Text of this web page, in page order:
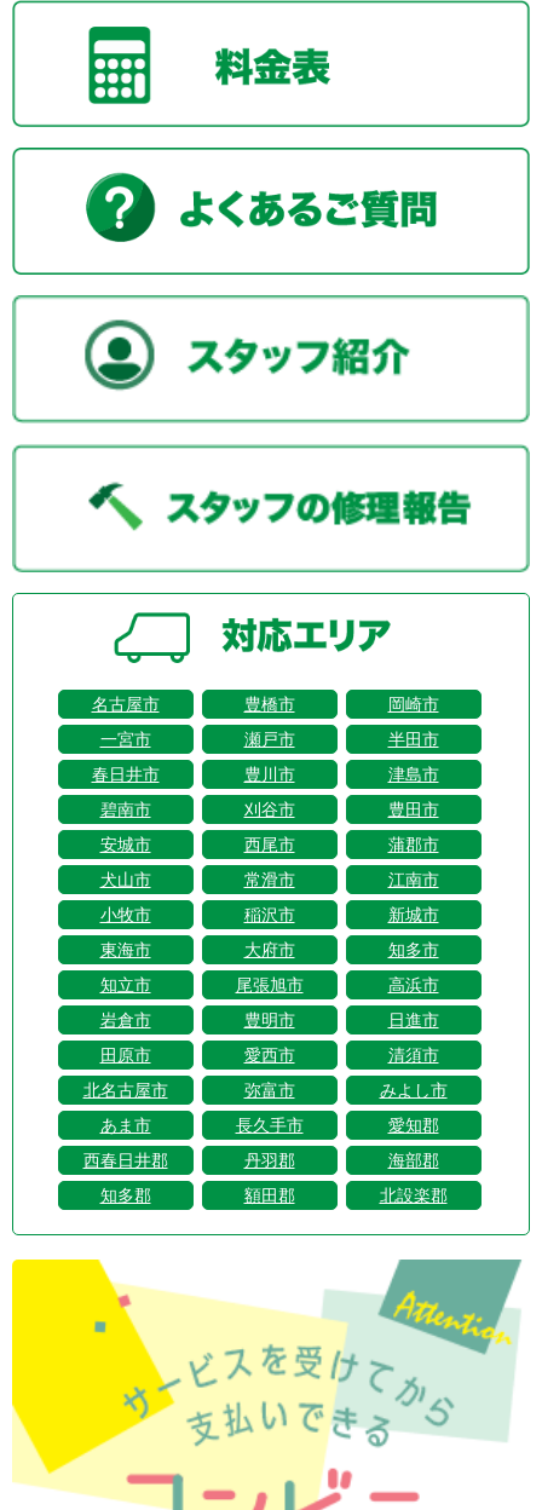
名古屋市 豊橋市
岡崎市
一宮市
瀬戸市
半田市
春日井市
豊川市
津島市
碧南市
刈谷市
豊田市
安城市
西尾市
蒲郡市
犬山市
常滑市
江南市
小牧市
稲沢市
新城市
東海市
大府市
知多市
知立市
尾張旭市
高浜市
岩倉市
豊明市
日進市
田原市
愛西市
清須市
北名古屋市
弥富市
みよし市
あま市
長久手市
愛知郡
西春日井郡
丹羽郡
海部郡
知多郡
額田郡 北設楽郡